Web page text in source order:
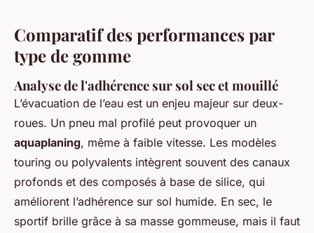
Comparatif des performances par
type de gomme
Analyse de l'adhérence sur sol sec et mouillé
L’évacuation de l’eau est un enjeu majeur sur deux-
roues. Un pneu mal profilé peut provoquer un
aquaplaning, même à faible vitesse. Les modèles
touring ou polyvalents intègrent souvent des canaux
profonds et des composés à base de silice, qui
améliorent l’adhérence sur sol humide. En sec, le
sportif brille grâce à sa masse gommeuse, mais il faut